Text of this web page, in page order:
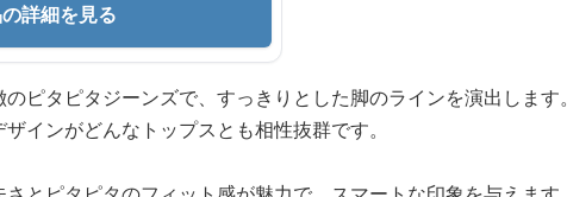
詳細を見る
ピタピタジーンズで、すっきりとした脚のラインを演出します。
インがどんなトップスとも相性抜群です。